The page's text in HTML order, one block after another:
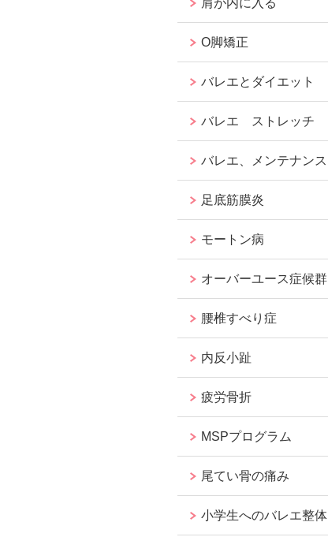
肩が内に入る
O脚矯正
バレエとダイエット
バレエ ストレッチ
バレエ、メンテナンス
足底筋膜炎
モートン病
オーバーユース症候群
腰椎すべり症
内反小趾
疲労骨折
MSPプログラム
尾てい骨の痛み
小学生へのバレエ整体